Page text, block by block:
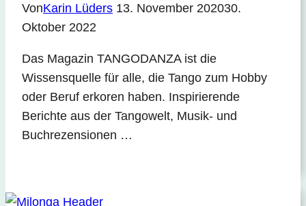
VonKarin Lüders 13. November 202030.
Oktober 2022
Das Magazin TANGODANZA ist die
Wissensquelle für alle, die Tango zum Hobby
oder Beruf erkoren haben. Inspirierende
Berichte aus der Tangowelt, Musik- und
Buchrezensionen …